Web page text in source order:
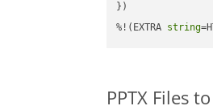
})
%!(EXTRA string
PPTX Files